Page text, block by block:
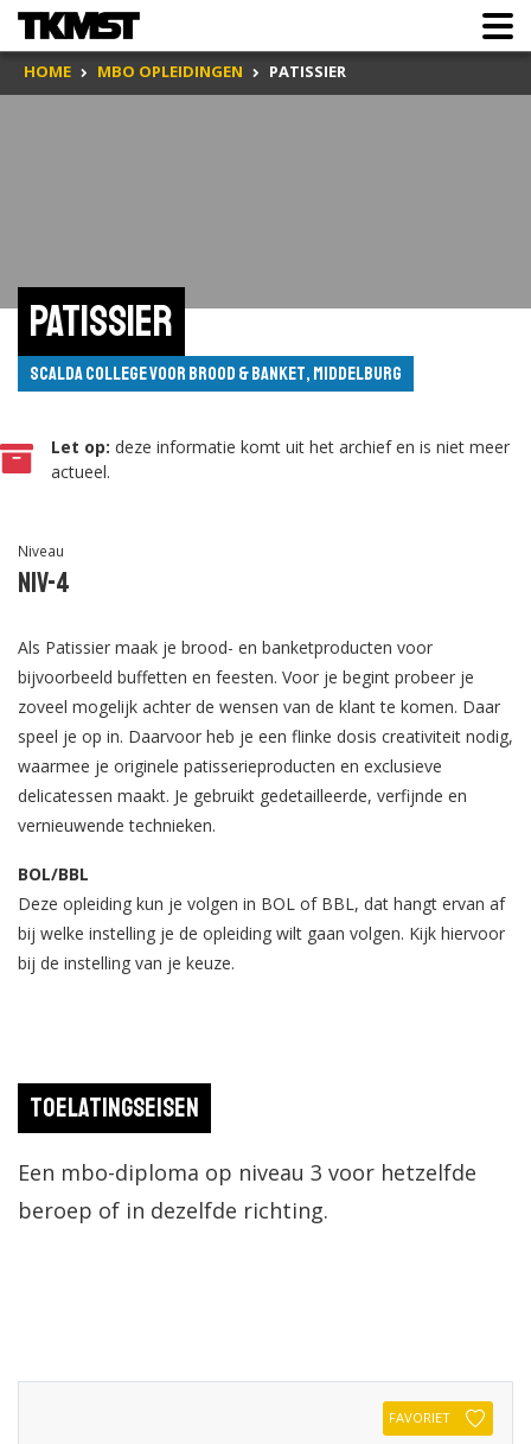
HOME MBO OPLEIDINGEN PATISSIER
Patissier
Scalda College voor Brood & Banket, Middelburg
Let op: deze informatie komt uit het archief en is niet meer
actueel.
Niveau
Niv-4
Als Patissier maak je brood- en banketproducten voor
bijvoorbeeld buffetten en feesten. Voor je begint probeer je
zoveel mogelijk achter de wensen van de klant te komen. Daar
speel je op in. Daarvoor heb je een flinke dosis creativiteit nodig,
waarmee je originele patisserieproducten en exclusieve
delicatessen maakt. Je gebruikt gedetailleerde, verfijnde en
vernieuwende technieken.
BOL/BBL
Deze opleiding kun je volgen in BOL of BBL, dat hangt ervan af
bij welke instelling je de opleiding wilt gaan volgen. Kijk hiervoor
bij de instelling van je keuze.
Toelatingseisen
Een mbo-diploma op niveau 3 voor hetzelfde
beroep of in dezelfde richting.
FAVORIET